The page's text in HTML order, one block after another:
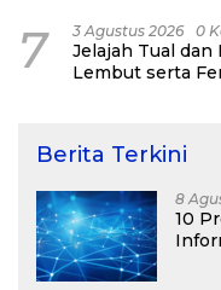
7 3 Agustus 2026 0
Jelajah Tual
Lembut serta
Berita Terkini
8
10